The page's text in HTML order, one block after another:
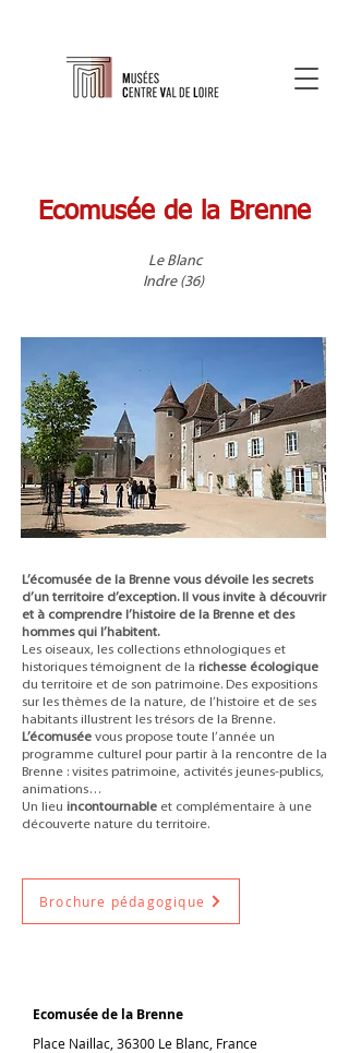
Ecomusée de la Brenne
Le Blanc
Indre (36)
L’écomusée de la Brenne vous dévoile les secrets
d’un territoire d’exception. Il vous invite à découvrir
et à comprendre l’histoire de la Brenne et des
hommes qui l’habitent.
Les oiseaux, les collections ethnologiques et
historiques témoignent de la richesse écologique
du territoire et de son patrimoine. Des expositions
sur les thèmes de la nature, de l’histoire et de ses
habitants illustrent les trésors de la Brenne.
L’écomusée vous propose toute l’année un
programme culturel pour partir à la rencontre de la
Brenne : visites patrimoine, activités jeunes-publics,
animations…
Un lieu incontournable et complémentaire à une
découverte nature du territoire.
Brochure pédagogique
Ecomusée de la Brenne
Place Naillac, 36300 Le Blanc, France